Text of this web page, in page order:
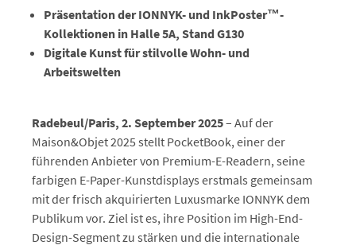
Präsentation der IONNYK- und InkPoster™-
Kollektionen in Halle 5A, Stand G130
Digitale Kunst für stilvolle Wohn- und
Arbeitswelten
Radebeul/Paris, 2. September 2025– Auf der
Maison&Objet 2025 stellt PocketBook, einer der
führenden Anbieter von Premium-E-Readern, seine
farbigen E-Paper-Kunstdisplays erstmals gemeinsam
mit der frisch akquirierten Luxusmarke IONNYK dem
Publikum vor. Ziel ist es, ihre Position im High-End-
Design-Segment zu stärken und die internationale